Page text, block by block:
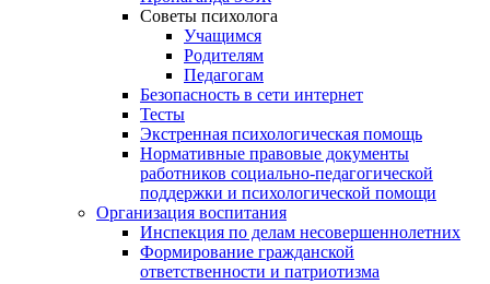
Советы психолога
Учащимся
Родителям
Педагогам
Безопасность в сети интернет
Тесты
Экстренная психологическая помощь
Нормативные правовые документы
работников социально-педагогической
поддержки и психологической помощи
Организация воспитания
Инспекция по делам несовершеннолетних
Формирование гражданской
ответственности и патриотизма